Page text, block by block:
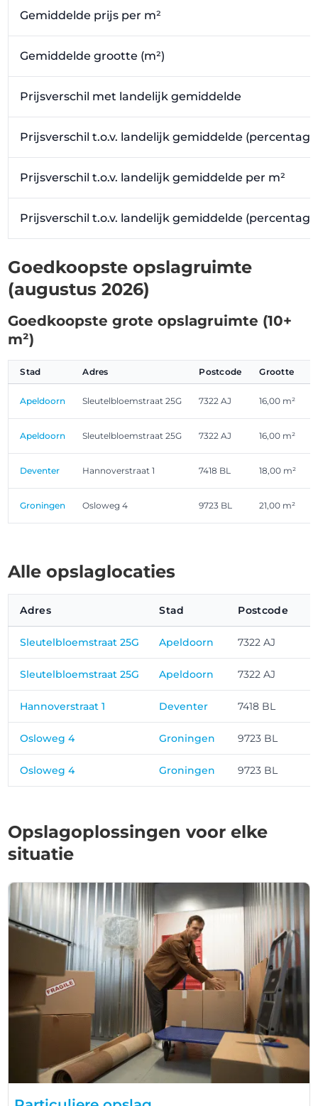
Gemiddelde prijs per m²
Gemiddelde grootte (m²)
Prijsverschil met landelijk gemiddelde
Prijsverschil t.o.v. landelijk gemiddelde
Prijsverschil t.o.v. landelijk gemiddelde per m²
Prijsverschil t.o.v. landelijk gemiddelde
Goedkoopste opslagruimte
(augustus 2026)
Goedkoopste grote opslagruimte (10+
m²)
Stad Adres Postcode Grootte
Apeldoorn Sleutelbloemstraat 25G 7322 AJ 16,00 m²
Apeldoorn Sleutelbloemstraat 25G 7322 AJ 16,00 m²
Deventer Hannoverstraat 1 7418 BL 18,00 m²
Groningen Osloweg 4 9723 BL 21,00 m²
Alle opslaglocaties
Adres Stad Postcode
Sleutelbloemstraat 25G Apeldoorn 7322 AJ
Sleutelbloemstraat 25G Apeldoorn 7322 AJ
Hannoverstraat 1 Deventer 7418 BL
Osloweg 4 Groningen 9723 BL
Osloweg 4 Groningen 9723 BL
Opslagoplossingen voor elke
situatie